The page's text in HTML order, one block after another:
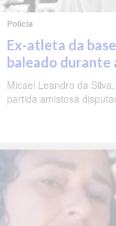
Polícia
Ex-atleta da
baleado durante
Micael Leandro da
partida amistosa